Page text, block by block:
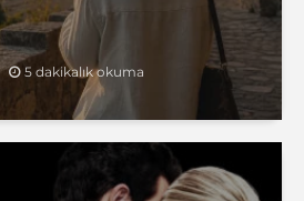
5 dakikalık okuma